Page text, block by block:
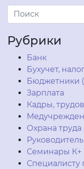
Рубрики
Банк
Бухучет,
Бюджетники
Зарплата
Кадры,
Охрана труда
Руководитель
Семинары К+
Специалисту